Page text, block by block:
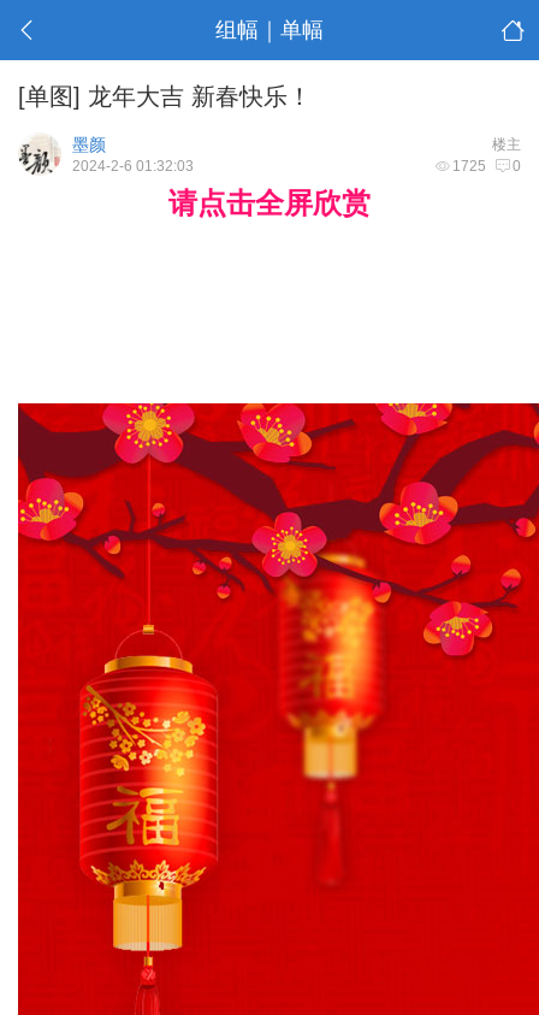
组幅｜单幅
[单图] 龙年大吉 新春快乐！
楼主
墨颜
1725 0
2024-2-6 01:32:03
请点击全屏欣赏